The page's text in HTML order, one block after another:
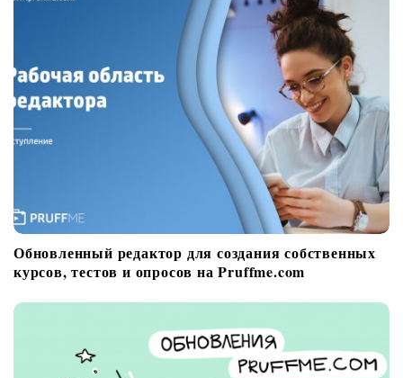
Обновленный редактор для создания собственных
курсов, тестов и опросов на Pruffme.com